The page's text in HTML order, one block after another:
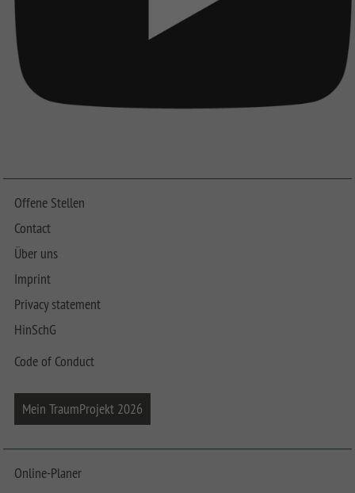
Offene Stellen
Contact
Über uns
Imprint
Privacy statement
HinSchG
Code of Conduct
Mein TraumProjekt 2026
Online-Planer